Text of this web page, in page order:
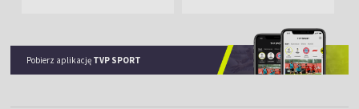
Pobierz aplikację TVP SPORT